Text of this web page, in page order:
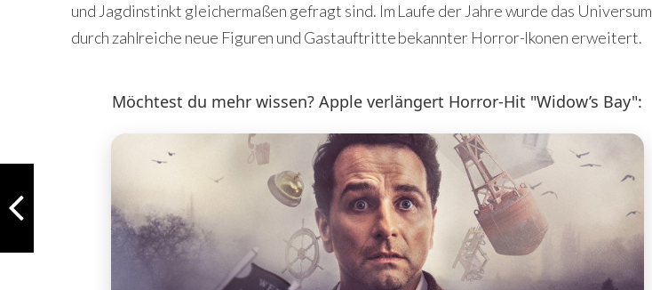
und Jagdinstinkt gleichermaßen gefragt sind. Im Laufe der Jahre wurde das Universum
durch zahlreiche neue Figuren und Gastauftritte bekannter Horror-Ikonen erweitert.
Möchtest du mehr wissen? Apple verlängert Horror-Hit "Widow’s Bay":